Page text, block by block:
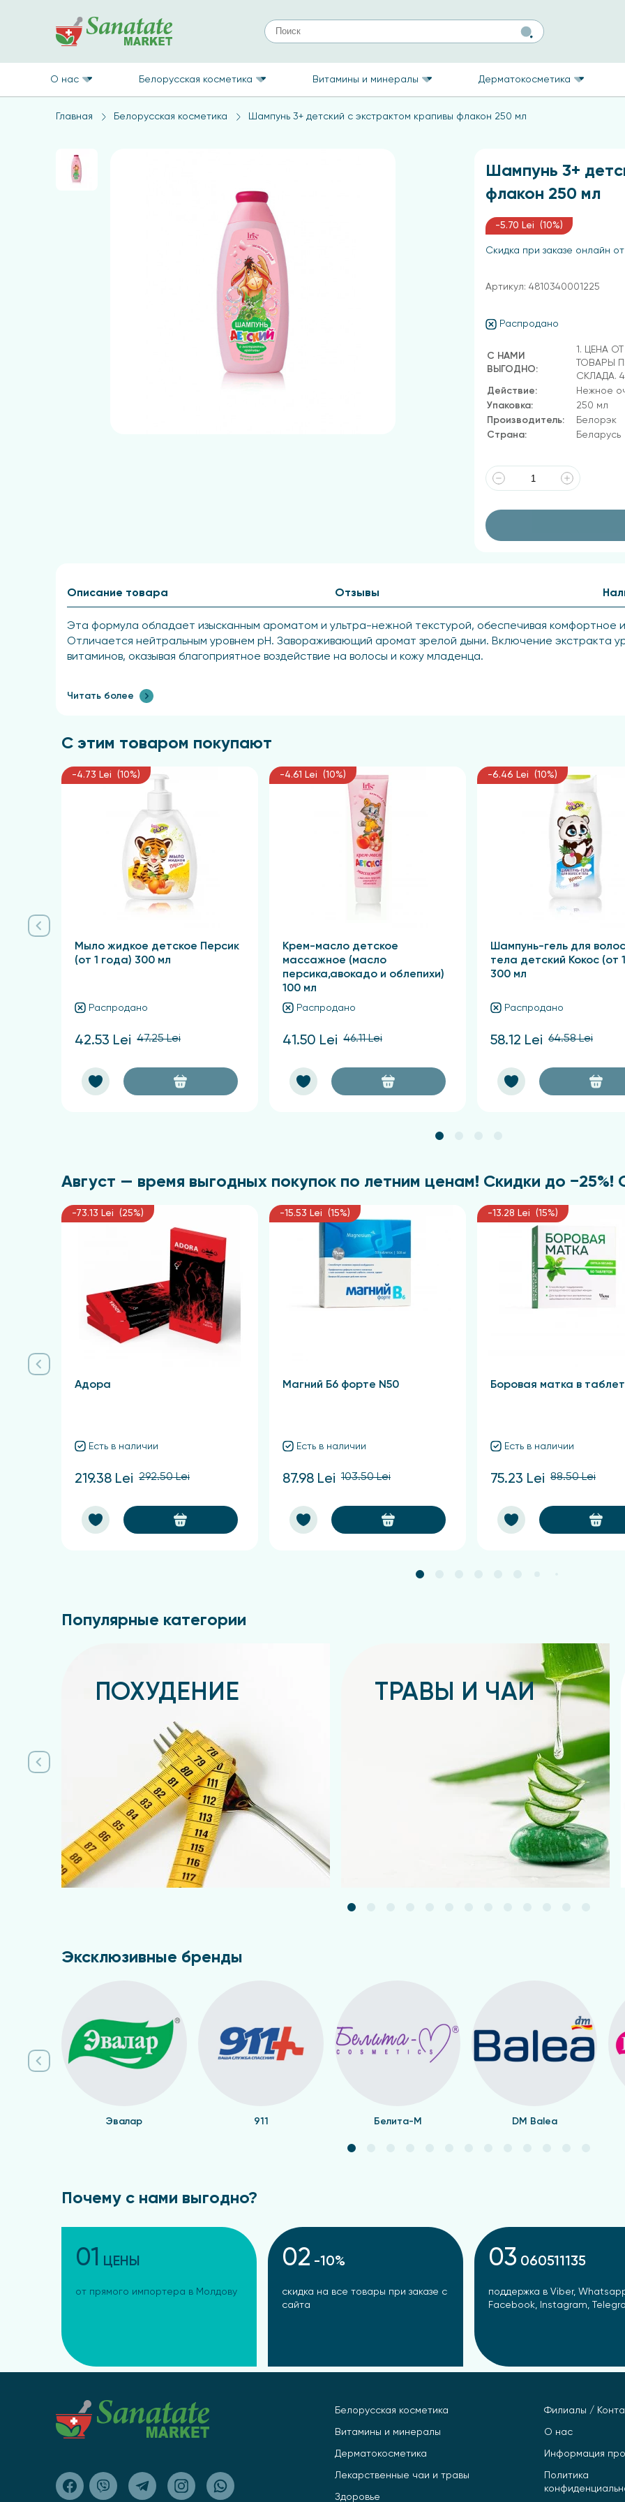
О нас Белорусская косметика Витамины и минералы Дерматокосметика
Главная Белорусская косметика Шампунь 3+ детский с экстрактом крапивы флакон 250 мл
Шампунь 3+
флакон 250 мл
-5.70 Lei (10%)
Скидка при заказе онлайн
Распродано
С НАМИ
ВЫГОДНО:
1. ЦЕНА
ТОВАРЫ
СКЛАДА.
Действие:
Нежное
Упаковка:
250 мл
Производитель:
Белорэк
Страна:
Беларусь
Артикул: 4810340001225
Описание товара
Эта формула обладает изысканным ароматом и ультра-нежной текстурой, обеспечивая комфортное
Отличается нейтральным уровнем pH. Завораживающий аромат зрелой дыни. Включение экстракта
витаминов, оказывая благоприятное воздействие на волосы и кожу младенца.
Читать более
Отзывы
С этим товаром покупают
-4.73 Lei (10%)
Мыло жидкое детское Персик
(от 1 года) 300 мл
Распродано
42.53 Lei 47.25 Lei
-4.61 Lei (10%)
Крем-масло детское
массажное (масло
персика,авокадо и облепихи)
100 мл
Распродано
41.50 Lei 46.11 Lei
-6.46 Lei (10%)
Шампунь-гель для
тела детский Кокос (от
300 мл
Распродано
58.12 Lei 64.58 Lei
Август — время выгодных покупок по летним ценам! Скидки до −25%!
-73.13 Lei (25%)
Адора
Есть в наличии
219.38 Lei 292.50 Lei
-15.53 Lei (15%)
Магний Б6 форте N50
Есть в наличии
87.98 Lei 103.50 Lei
-13.28 Lei (15%)
Боровая матка в
Есть в наличии
75.23 Lei 88.50 Lei
Популярные категории
ПОХУДЕНИЕ ТРАВЫ И ЧАИ
Эксклюзивные бренды
Эвалар 911 Белита-М DM Balea
Почему с нами выгодно?
01 ЦЕНЫ
от прямого импортера в Молдову
02 -10%
скидка на все товары при заказе с
сайта
03 060511135
поддержка в Viber,
Facebook, Instagram,
Белорусская косметика
Витамины и минералы
Дерматокосметика
Лекарственные чаи и травы
Здоровье
Филиалы /
О нас
Информация
Политика